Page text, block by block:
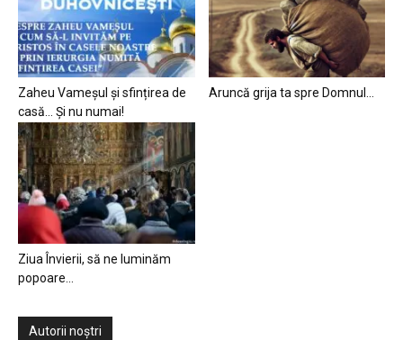
Zaheu Vameșul și sfințirea de
casă… Și nu numai!
Aruncă grija ta spre Domnul…
Ziua Învierii, să ne luminăm
popoare…
Autorii noștri